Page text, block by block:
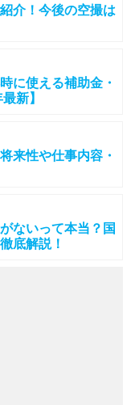
介！今後の空撮は
に使える補助金・
新】
来性や仕事内容・
ないって本当？国
底解説！